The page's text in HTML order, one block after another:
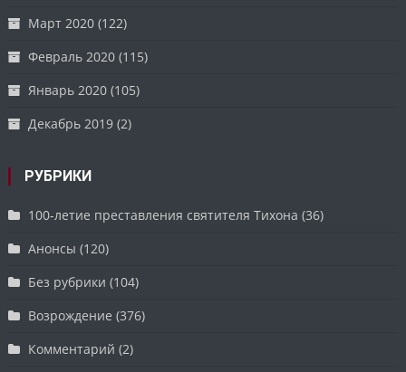
Март 2020 (122)
Февраль 2020 (115)
Январь 2020 (105)
Декабрь 2019 (2)
РУБРИКИ
100-летие преставления святителя Тихона (36)
Анонсы (120)
Без рубрики (104)
Возрождение (376)
Комментарий (2)